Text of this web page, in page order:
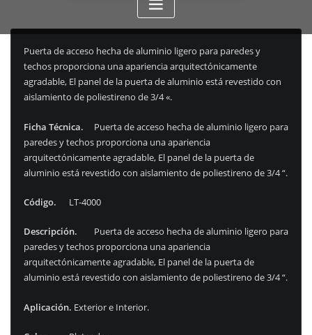
Puerta de acceso hecha de aluminio ligero para paredes y
techos proporciona una apariencia arquitectónicamente
agradable, El panel de la puerta de aluminio está revestido con
aislamiento de poliestireno de 3/4 «.
Ficha Técnica. Puerta de acceso hecha de aluminio ligero para
paredes y techos proporciona una apariencia
arquitectónicamente agradable, El panel de la puerta de
aluminio está revestido con aislamiento de poliestireno de 3/4 “.
Código. LT-4000
Descripción.
Puerta de acceso hecha de aluminio ligero para
paredes y techos proporciona una apariencia
arquitectónicamente agradable, El panel de la puerta de
aluminio está revestido con aislamiento de poliestireno de 3/4 “.
Aplicación. Exterior e Interior.